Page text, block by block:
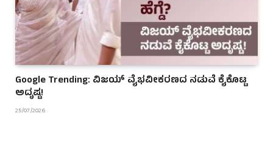
Google Trending: ವಿಜಯ್ ವೈಭವೀಕರಣದ ನಡುವೆ ಕೈಕೊಟ್ಟ
ಅದೃಷ್ಟ!
25/07/2026